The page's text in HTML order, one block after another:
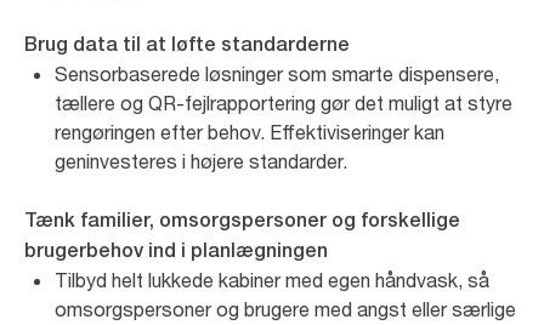
Brug data til at løfte standarderne
Sensorbaserede løsninger som smarte dispensere,
tællere og QR-fejlrapportering gør det muligt at styre
rengøringen efter behov. Effektiviseringer kan
geninvesteres i højere standarder.
Tænk familier, omsorgspersoner og forskellige
brugerbehov ind i planlægningen
Tilbyd helt lukkede kabiner med egen håndvask, så
omsorgspersoner og brugere med angst eller særlige